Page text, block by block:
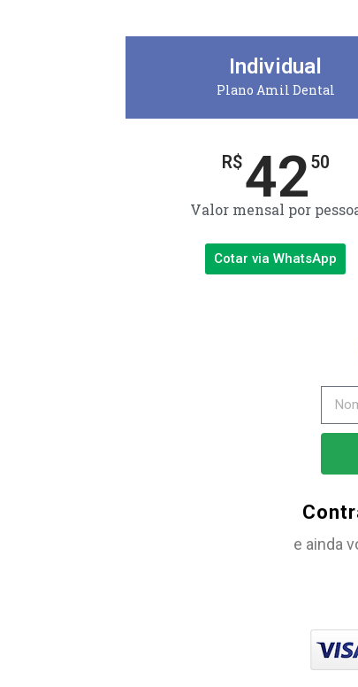
Individual
Plano Amil Dental
R$4250
Valor mensal por
Cotar via WhatsApp
e ainda